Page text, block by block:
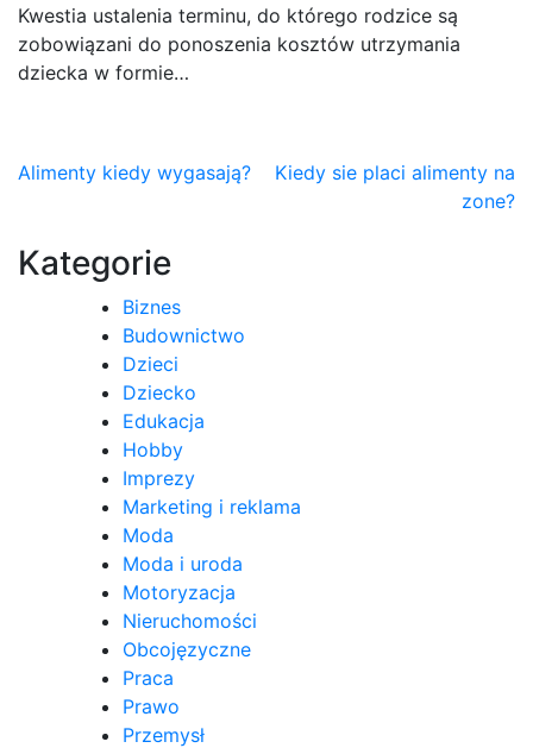
Kwestia ustalenia terminu, do którego rodzice są
zobowiązani do ponoszenia kosztów utrzymania
dziecka w formie…
Nawigacja
Alimenty kiedy wygasają?
Kiedy sie placi alimenty na
zone?
Kategorie
Biznes
Budownictwo
Dzieci
Dziecko
Edukacja
Hobby
Imprezy
Marketing i reklama
Moda
Moda i uroda
Motoryzacja
Nieruchomości
Obcojęzyczne
Praca
Prawo
Przemysł